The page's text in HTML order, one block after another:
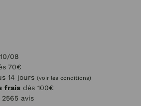
08
70€
14 jours (voir les conditions)
frais dès 100€
2565 avis